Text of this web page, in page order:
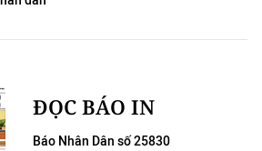
ĐỌC BÁO IN
Báo Nhân Dân số 25830